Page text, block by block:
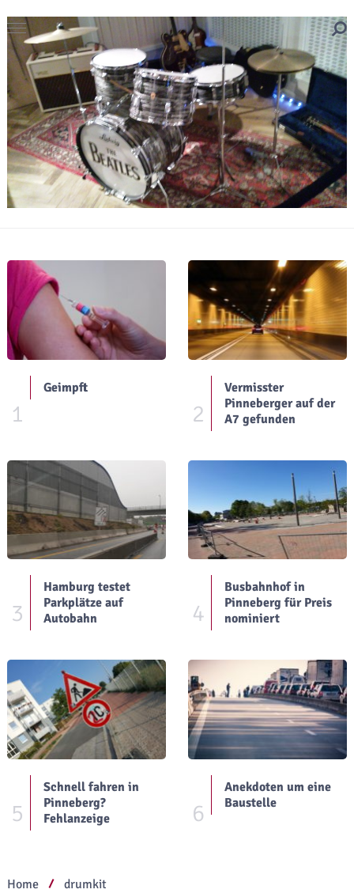
1
Geimpft
2
Vermisster
Pinneberger auf der
A7 gefunden
3
Hamburg testet
Parkplätze auf
Autobahn
4
Busbahnhof in
Pinneberg für Preis
nominiert
5
Schnell fahren in
Pinneberg?
Fehlanzeige
6
Anekdoten um eine
Baustelle
Home drumkit